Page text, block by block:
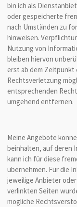
bin ich als
oder gespeicherte
nach Umständen zu
hinweisen.
Nutzung von
bleiben hiervon
erst ab dem Zeitpunkt
Rechtsverletzung
entsprechenden
umgehend entfernen.
Meine Angebote
beinhalten, auf deren
kann ich für diese
übernehmen. Für die
jeweilige Anbieter
verlinkten Seiten
mögliche